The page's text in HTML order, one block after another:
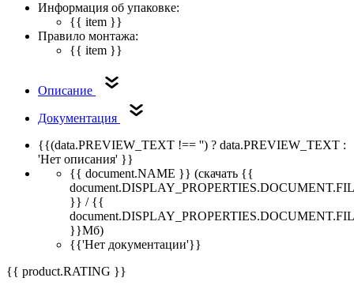
Информация об упаковке:
{{ item }}
Правило монтажа:
{{ item }}
Описание
Документация
{{(data.PREVIEW_TEXT !== '') ? data.PREVIEW_TEXT :
'Нет описания' }}
{{ document.NAME }} (скачать {{
}} / {{
}}Мб)
{{'Нет документации'}}
{{ product.RATING }}